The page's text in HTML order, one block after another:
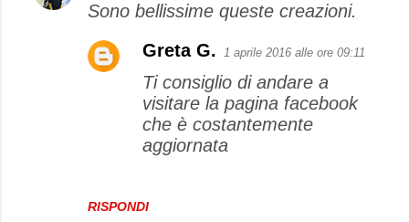
Sono bellissime queste creazioni.
RISPONDI
Greta G. 1 aprile 2016 alle ore 09:11
Ti consiglio di andare a
visitare la pagina facebook
che è costantemente
aggiornata